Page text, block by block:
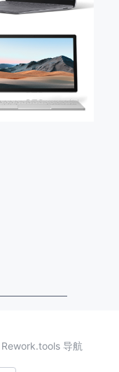
Rework.tools 导航